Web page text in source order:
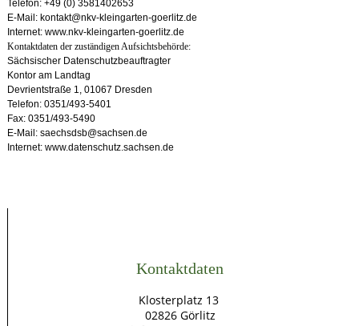
Telefon: +49 (0) 3581402653
E-Mail: kontakt@nkv-kleingarten-goerlitz.de
Internet: www.nkv-kleingarten-goerlitz.de
Kontaktdaten der zuständigen Aufsichtsbehörde:
Sächsischer Datenschutzbeauftragter
Kontor am Landtag
Devrientstraße 1, 01067 Dresden
Telefon: 0351/493-5401
Fax: 0351/493-5490
E-Mail: saechsdsb@sachsen.de
Internet: www.datenschutz.sachsen.de
Kontaktdaten
Klosterplatz 13
02826 Görlitz